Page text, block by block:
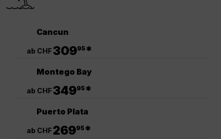
Cancun
ab CHF30995*
Montego Bay
ab CHF34995*
Puerto Plata
ab CHF26995*